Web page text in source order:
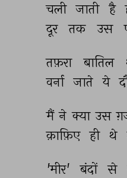
चली जाती है
दूर
तक उस
तफ़रा बातिल
वर्ना जाते ये
मैं ने क्या उस
क़ाफ़िए ही थे
'मीर' बंदों से